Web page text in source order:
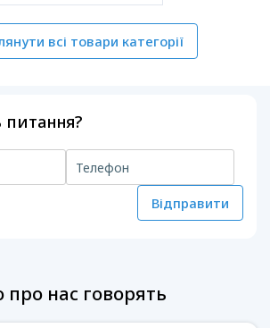
всі товари категорії
Відправити
нас говорять